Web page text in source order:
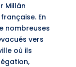
Millán
En
nombreuses
vers
où ils